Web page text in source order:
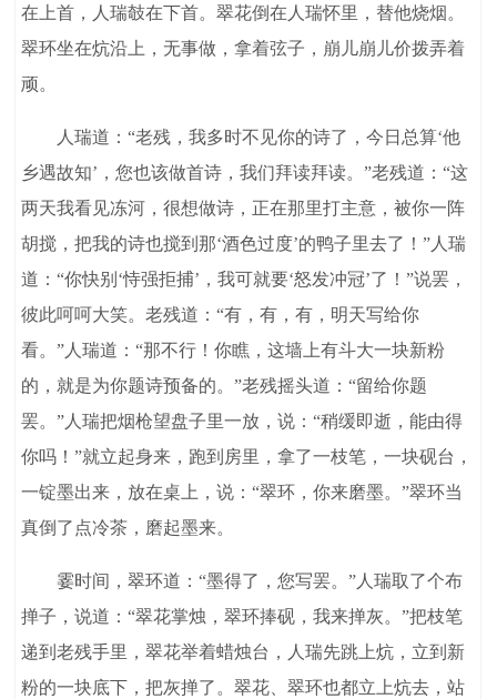
在上首，人瑞攲在下首。翠花倒在人瑞怀里，替他烧烟。
翠环坐在炕沿上，无事做，拿着弦子，崩儿崩儿价拨弄着
顽。
人瑞道：“老残，我多时不见你的诗了，今日总算‘他
乡遇故知’，您也该做首诗，我们拜读拜读。”老残道：“这
两天我看见冻河，很想做诗，正在那里打主意，被你一阵
胡搅，把我的诗也搅到那‘酒色过度’的鸭子里去了！”人瑞
道：“你快别‘恃强拒捕’，我可就要‘怒发冲冠’了！”说罢，
彼此呵呵大笑。老残道：“有，有，有，明天写给你
看。”人瑞道：“那不行！你瞧，这墙上有斗大一块新粉
的，就是为你题诗预备的。”老残摇头道：“留给你题
罢。”人瑞把烟枪望盘子里一放，说：“稍缓即逝，能由得
你吗！”就立起身来，跑到房里，拿了一枝笔，一块砚台，
一锭墨出来，放在桌上，说：“翠环，你来磨墨。”翠环当
真倒了点冷茶，磨起墨来。
霎时间，翠环道：“墨得了，您写罢。”人瑞取了个布
掸子，说道：“翠花掌烛，翠环捧砚，我来掸灰。”把枝笔
递到老残手里，翠花举着蜡烛台，人瑞先跳上炕，立到新
粉的一块底下，把灰掸了。翠花、翠环也都立上炕去，站